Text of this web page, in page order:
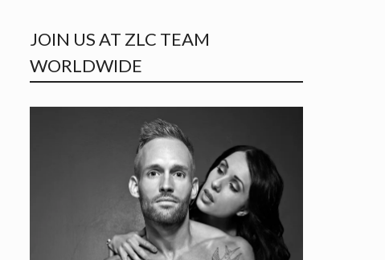
JOIN US AT ZLC TEAM
WORLDWIDE